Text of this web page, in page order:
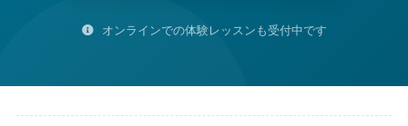
オンラインでの体験レッスンも受付中です